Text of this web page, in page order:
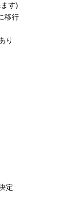
す)
移行
り
定